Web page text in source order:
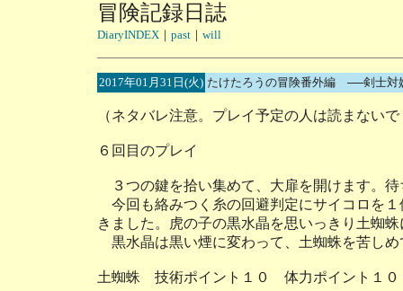
冒険記録日誌
DiaryINDEX｜ past｜ will
2017年01月31日(火) たけたろうの冒険番外編 ──剣士
（ネタバレ注意。プレイ予定の人は読まない
６回目のプレイ
３つの鍵を拾い集めて、大扉を開けます。
今回も絡みつく糸の回避判定にサイコロを
きました。虎の子の黒水晶を思いっきり土蜘
黒水晶は黒い煙に変わって、土蜘蛛を苦し
土蜘蛛 技術ポイント１０ 体力ポイント１０